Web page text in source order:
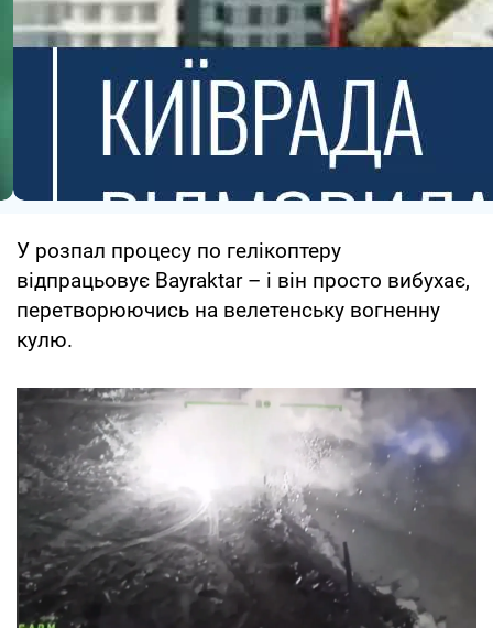
У розпал процесу по гелікоптеру
відпрацьовує Bayraktar – і він просто вибухає,
перетворюючись на велетенську вогненну
кулю.